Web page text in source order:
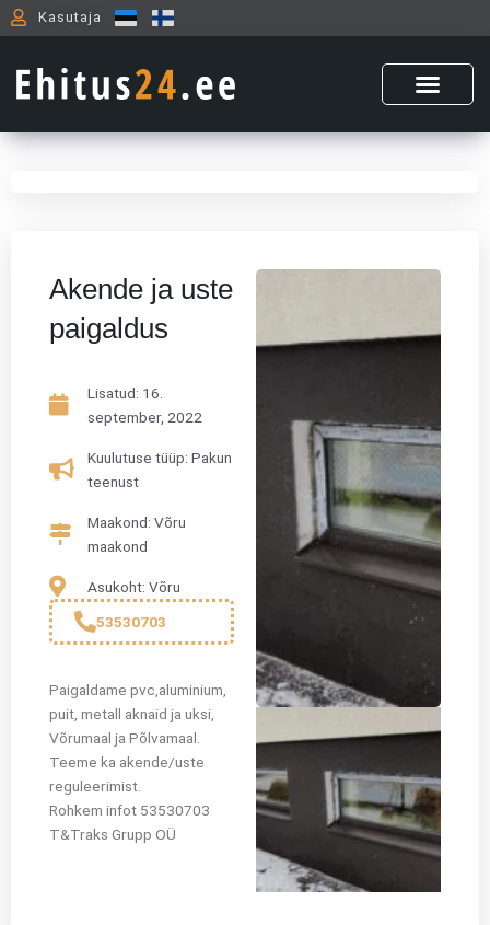
Skip
to
Kasutaja
Akende ja uste
paigaldus
Lisatud: 16.
september, 2022
Kuulutuse tüüp: Pakun
teenust
Maakond: Võru
maakond
Asukoht: Võru
53530703
Paigaldame pvc,aluminium,
puit, metall aknaid ja uksi,
Võrumaal ja Põlvamaal.
Teeme ka akende/uste
reguleerimist.
Rohkem infot 53530703
T&Traks Grupp OÜ